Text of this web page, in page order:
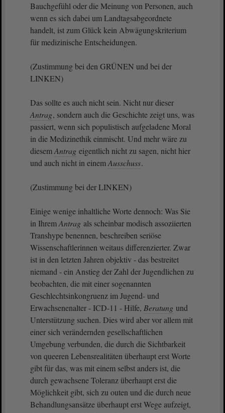
Bauchgefühl oder die Meinung von Personen, auch
wenn es sich dabei um Landtagsabgeordnete
handelt, ist zum Glück kein Abwägungskriterium
für medizinische Entscheidungen.
(Zustimmung bei den GRÜNEN und bei der
LINKEN)
Das sollte es auch nicht sein. Nicht nur dieser
Antrag, sondern auch die Geschichte zeigt uns, was
passiert, wenn sich populistisch aufgeladene Moral
in die Medizinethik einmischt. Und mehr wäre zu
diesemAntrag eigentlich nicht zu sagen, nicht hier
und auch nicht in einemAusschuss.
(Zustimmung bei der LINKEN)
Einige wenige inhaltliche Worte dennoch: Was Sie
in IhremAntrag als scheinbar modisch assoziierten
Transhype benennen, beschreiben seriöse
Wissenschaftlerinnen weitaus differenzierter. Zwar
ist in den letzten Jahren objektiv - das bestreitet
niemand - ein Anstieg der Zahl der Jugendlichen zu
beobachten, die mit einer sogenannten
Geschlechtsinkongruenz im Jugend- und
Erwachsenenalter - ICD-11 - Hilfe, Beratung und
Unterstützung suchen. Dies wird aber vor allem mit
einer sich verändernden gesellschaftlichen
Umgebung verbunden, die durch die Sichtbarkeit
von queeren Lebensrealitäten überhaupt erst Worte
gibt für das, was mit einem selbst anders ist, die
durch gewachsene Toleranz überhaupt erst die
Möglichkeit gibt, sich zu outen und die durch neue
Behandlungsansätze überhaupt erst Wege aufzeigt,